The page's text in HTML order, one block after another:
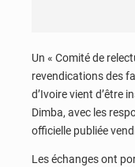
Un « Comité de
revendications des
d’Ivoire vient d’être
Dimba, avec les
officielle publiée
Les échanges ont